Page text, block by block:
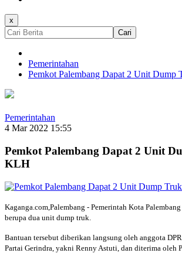
x
Cari
Pemerintahan
Pemkot Palembang Dapat 2 Unit Dump
Pemerintahan
4 Mar 2022 15:55
Pemkot Palembang Dapat 2 Unit
KLH
Kaganga.com,Palembang - Pemerintah Kota
berupa dua unit dump truk.
Bantuan tersebut diberikan langsung oleh anggota
Partai Gerindra, yakni Renny Astuti, dan diterima oleh